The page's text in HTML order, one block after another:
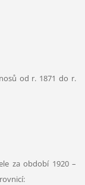
od r. 1871 do r.
za období 1920 –